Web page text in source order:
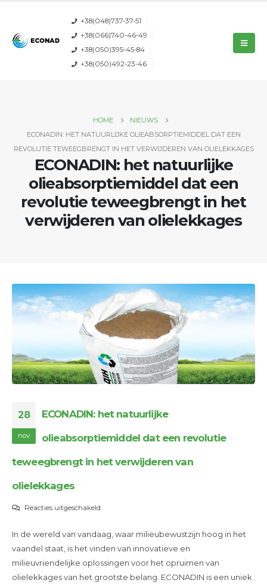
+38(048)737-37-51
+38(066)740-46-49
+38(050)395-45-84
+38(050)492-23-46
HOME
NIEUWS
ECONADIN: HET NATUURLIJKE OLIEABSORPTIEMIDDEL DAT EEN
REVOLUTIE TEWEEGBRENGT IN HET VERWIJDEREN VAN OLIELEKKAGES
ECONADIN: het natuurlijke
olieabsorptiemiddel dat een
revolutie teweegbrengt in het
verwijderen van olielekkages
28
nov
ECONADIN: het natuurlijke
olieabsorptiemiddel dat een revolutie
teweegbrengt in het verwijderen van
olielekkages
Reacties uitgeschakeldvoor
het
natuurlijke
olieabsorptiemiddel
dat
In de wereld van vandaag, waar milieubewustzijn hoog in het
vaandel staat, is het vinden van innovatieve en
milieuvriendelijke oplossingen voor het opruimen van
olielekkages van het grootste belang. ECONADIN is een uniek